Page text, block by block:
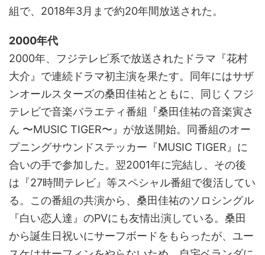
組で、2018年3月まで約20年間放送された。
2000年代
2000年、フジテレビ系で放送されたドラマ『花村
大介』で連続ドラマ初主演を果たす。同年にはサザ
ンオールスターズの桑田佳祐とともに、同じくフジ
テレビで音楽バラエティ番組『桑田佳祐の音楽寅さ
ん 〜MUSIC TIGER〜』が放送開始。同番組のオー
プニングサウンドステッカー『MUSIC TIGER』に
合いの手で参加した。翌2001年に完結し、その後
は『27時間テレビ』等スペシャル番組で復活してい
る。この番組の共演から、桑田佳祐のソロシングル
『白い恋人達』のPVにも友情出演している。桑田
から誕生日祝いにサーフボードをもらったが、ユー